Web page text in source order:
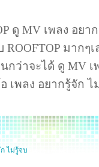
ดู MV เพลง อยา
ROOFTOP มากๆ
กว่าจะได้ ดู MV
เพลง อยากรู้จัก ไ
ไม่รู้จบ